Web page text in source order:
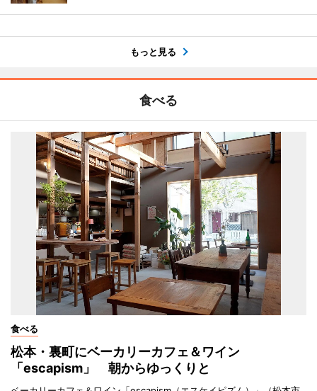
もっと見る
食べる
食べる
松本・裏町にベーカリーカフェ＆ワイン
「escapism」 朝からゆっくりと